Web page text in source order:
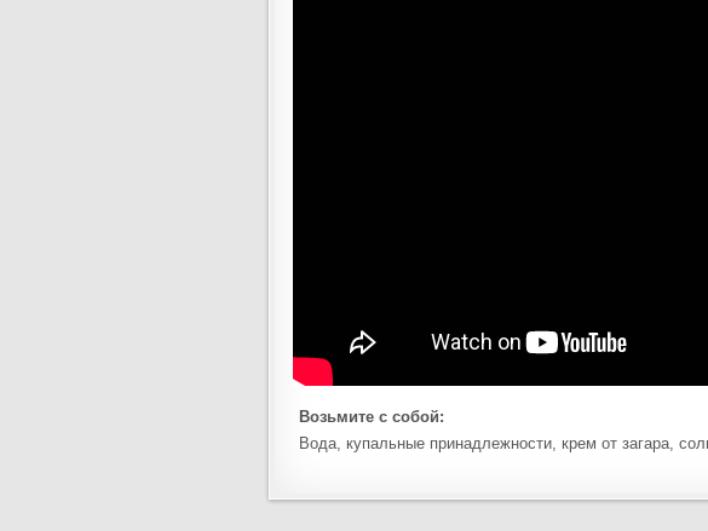
Возьмите с собой:
Вода, купальные принадлежности, крем от загара,